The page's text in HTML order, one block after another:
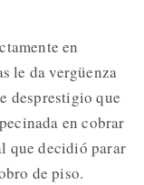
en
le da vergüenza
desprestigio que
en cobrar
que decidió parar
de piso.